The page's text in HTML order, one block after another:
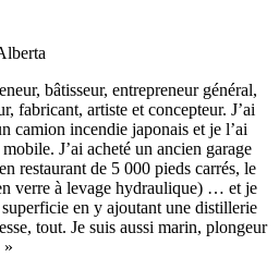
bâtisseur, entrepreneur général,
fabricant, artiste et concepteur. J’ai
camion incendie japonais et je l’ai
J’ai acheté un ancien garage
restaurant de 5 000 pieds carrés, le
verre à levage hydraulique) … et je
en y ajoutant une distillerie
tout. Je suis aussi marin, plongeur
»